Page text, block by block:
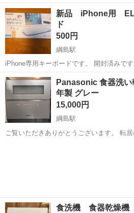
取付込み】 東芝のルームエアコンです。 本体＋標準取付工事込みの価
格です。 型番：RAS-J221M(W) 年式：2022年製 冷房能力：2.2kW
主...
神奈川 横浜市 綱島駅 季節、空
新品 iPhone用
ド
500円
綱島駅
iPhone専用キーボードです。 開封済みです
神奈川 横浜市 電話、Ｆ
Panasonic 食器洗
年製 グレー
15,000円
綱島駅
ご覧いただきありがとうございます。 転
食洗機 食器乾燥